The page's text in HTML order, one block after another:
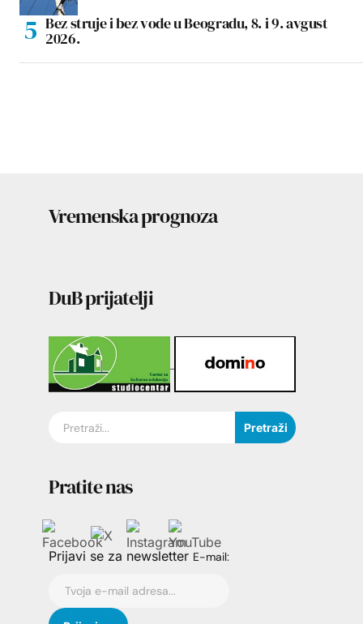
Bez struje i bez vode u Beogradu, 8. i 9. avgust
2026.
Vremenska prognoza
DuB prijatelji
Pretraži
Pratite nas
Prijavi se za newsletter E-mail: